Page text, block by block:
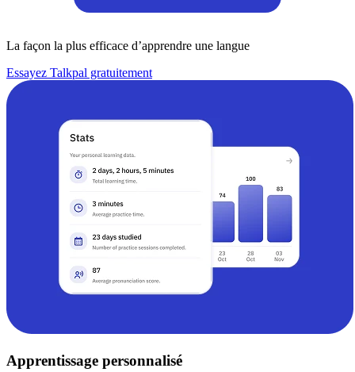
La façon la plus efficace d’apprendre une langue
Essayez Talkpal gratuitement
Apprentissage personnalisé